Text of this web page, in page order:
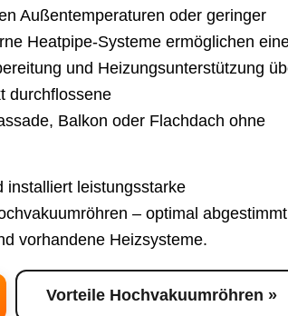
Außentemperaturen oder geringer
Heatpipe-Systeme ermöglichen
und Heizungsunterstützung
durchflossene
Balkon oder Flachdach ohne
installiert leistungsstarke
– optimal
vorhandene Heizsysteme.
Vorteile Hochvakuumröhren »